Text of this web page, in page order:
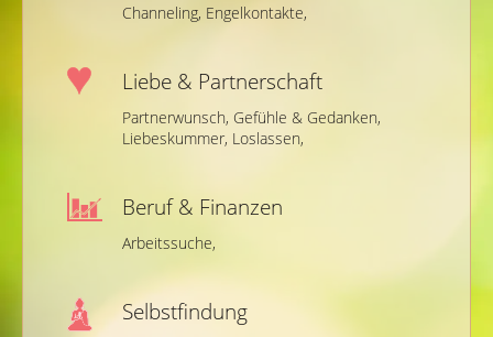
Channeling, Engelkontakte,
Liebe & Partnerschaft
Partnerwunsch, Gefühle & Gedanken,
Liebeskummer, Loslassen,
Beruf & Finanzen
Arbeitssuche,
Selbstfindung